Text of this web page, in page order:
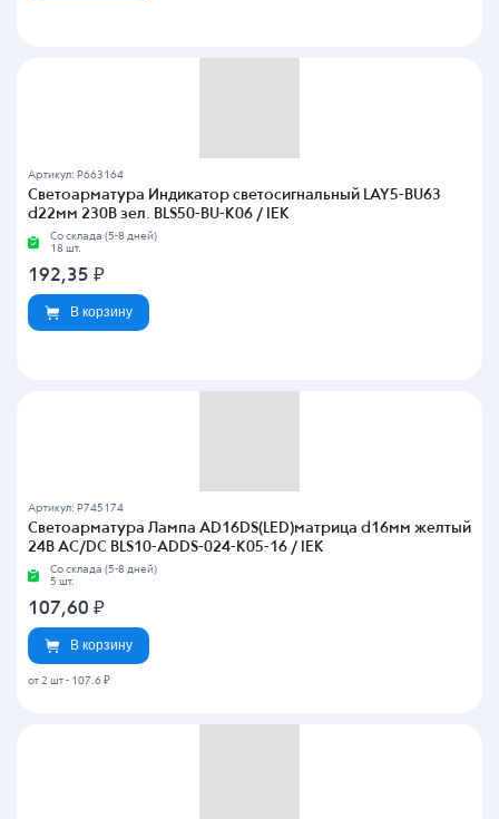
Артикул: P663164
Светоарматура Индикатор светосигнальный LAY5-BU63
d22мм 230В зел. BLS50-BU-K06 / IEK
Со склада (5-8 дней)
18 шт.
192,35 ₽
В корзину
Артикул: P745174
Светоарматура Лампа AD16DS(LED)матрица d16мм желтый
24В AC/DC BLS10-ADDS-024-K05-16 / IEK
Со склада (5-8 дней)
5 шт.
107,60 ₽
В корзину
от 2 шт - 107.6 ₽